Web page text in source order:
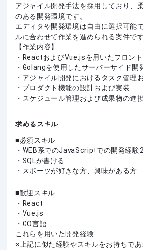
アジャイル開発手法を採用しており、
のある開発環境です。
エディタや開発環境は自由に選択可能
ルに合わせて作業を進められる案件です
【作業内容】
・ReactおよびVue.jsを用いたフロン
・Golangを使用したサーバーサイド開
・アジャイル開発におけるタスク管理
・プロダクト機能の設計および実装
・スケジュール管理および成果物の進
求めるスキル
必須スキル
・WEB系でのJavaScriptでの開発経験
・SQLが書ける
・スポーツが好きな方、興味がある方
歓迎スキル
・React
・Vue.js
・GO言語
これらを用いた開発経験
上記に似た経験やスキルをお持ちで